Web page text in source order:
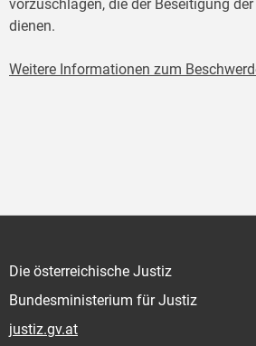
vorzuschlagen, die der Beseitigung
dienen.
Weitere Informationen zum
Die österreichische Justiz
Bundesministerium für Justiz
justiz.gv.at